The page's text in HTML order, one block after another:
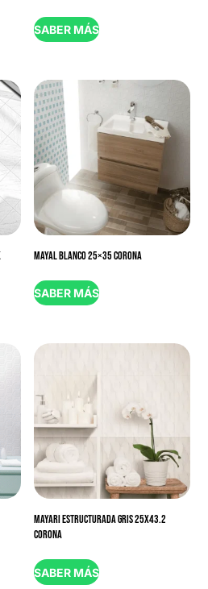
SABER MÁS
MAYAL BLANCO 25×35 CORONA
SABER MÁS
MAYARI ESTRUCTURADA GRIS 25X43.2
CORONA
SABER MÁS